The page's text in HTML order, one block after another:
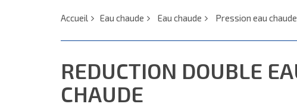
Accueil Eau chaude Eau chaude Pression eau chaude
REDUCTION DOUBLE EAU
CHAUDE